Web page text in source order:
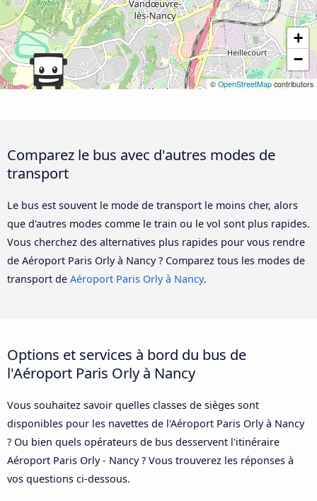
+
−
© OpenStreetMapcontributors
Comparez le bus avec d'autres modes de
transport
Le bus est souvent le mode de transport le moins cher, alors
que d'autres modes comme le train ou le vol sont plus rapides.
Vous cherchez des alternatives plus rapides pour vous rendre
de Aéroport Paris Orly à Nancy ? Comparez tous les modes de
transport de Aéroport Paris Orly à Nancy.
Options et services à bord du bus de
l'Aéroport Paris Orly à Nancy
Vous souhaitez savoir quelles classes de sièges sont
disponibles pour les navettes de l'Aéroport Paris Orly à Nancy
? Ou bien quels opérateurs de bus desservent l'itinéraire
Aéroport Paris Orly - Nancy ? Vous trouverez les réponses à
vos questions ci-dessous.